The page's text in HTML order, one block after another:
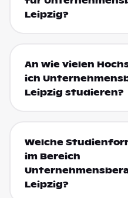
Leipzig?
An wie vielen
ich
Leipzig studieren?
Welche
im Bereich
Leipzig?